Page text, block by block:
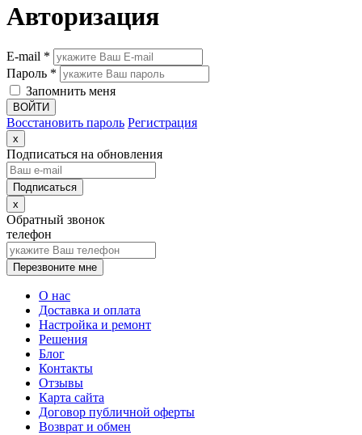
Авторизация
E-mail *
Пароль *
Запомнить меня
Восстановить пароль Регистрация
x
Подписаться на обновления
x
Обратный звонок
телефон
Перезвоните мне
О нас
Доставка и оплата
Настройка и ремонт
Решения
Блог
Контакты
Отзывы
Карта сайта
Договор публичной оферты
Возврат и обмен